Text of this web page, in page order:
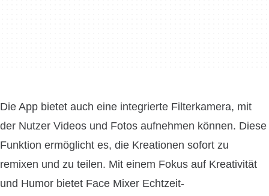
Die App bietet auch eine integrierte Filterkamera, mit
der Nutzer Videos und Fotos aufnehmen können. Diese
Funktion ermöglicht es, die Kreationen sofort zu
remixen und zu teilen. Mit einem Fokus auf Kreativität
und Humor bietet Face Mixer Echtzeit-